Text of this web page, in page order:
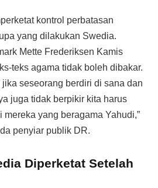
kontrol perbatasan
yang dilakukan Swedia.
Mette Frederiksen Kamis
teks agama tidak boleh dibakar.
seseorang berdiri di sana dan
juga tidak berpikir kita harus
mereka yang beragama Yahudi,”
penyiar publik DR.
Diperketat Setelah